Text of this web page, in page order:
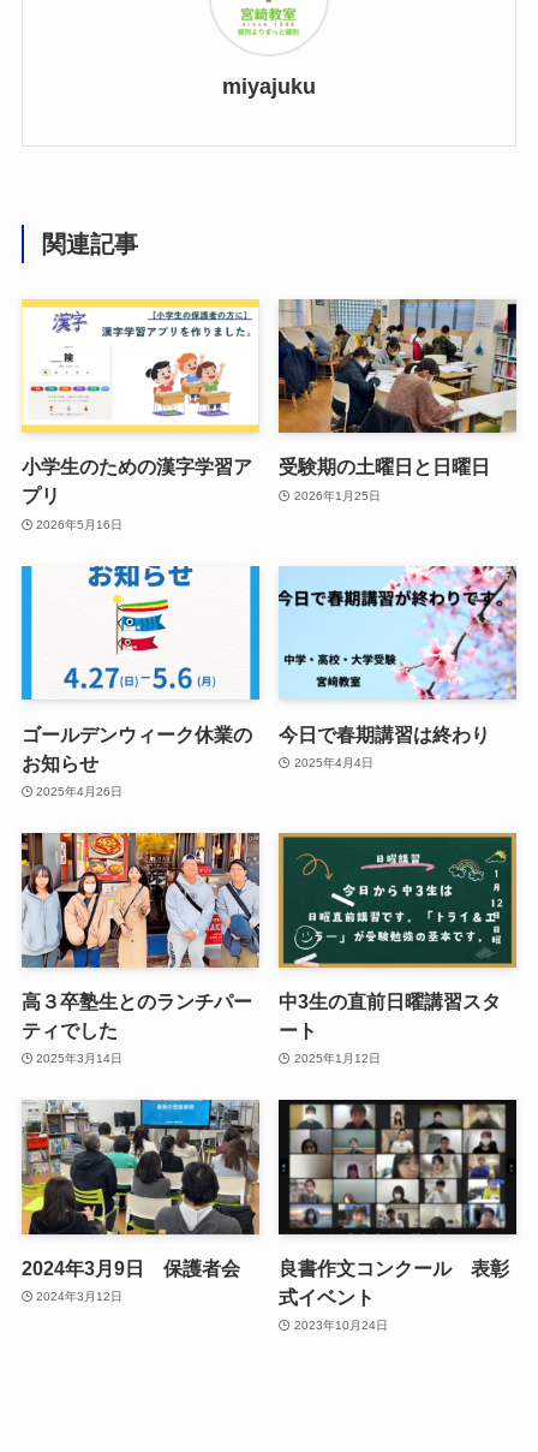
miyajuku
関連記事
小学生のための漢字学習ア
プリ
2026年5月16日
受験期の土曜日と日曜日
2026年1月25日
ゴールデンウィーク休業の
お知らせ
2025年4月26日
今日で春期講習は終わり
2025年4月4日
高３卒塾生とのランチパー
ティでした
2025年3月14日
中3生の直前日曜講習スタ
ート
2025年1月12日
2024年3月9日 保護者会
2024年3月12日
良書作文コンクール 表彰
式イベント
2023年10月24日